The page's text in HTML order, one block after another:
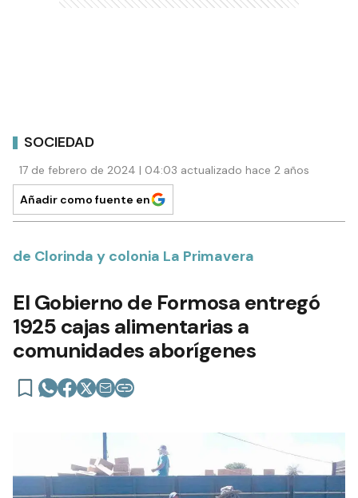
SOCIEDAD
17 de febrero de 2024 | 04:03 actualizado hace 2 años
Añadir como fuente en
de Clorinda y colonia La Primavera
El Gobierno de Formosa entregó
1925 cajas alimentarias a
comunidades aborígenes